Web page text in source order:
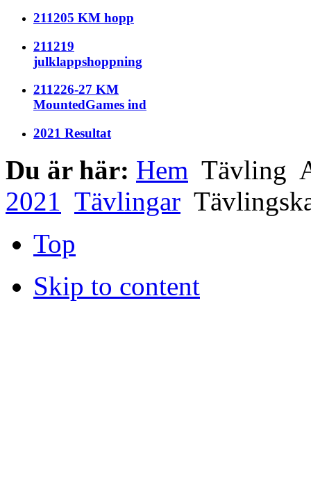
211205 KM hopp
211219
julklappshoppning
211226-27 KM
MountedGames ind
2021 Resultat
Du är här: Hem Tävling
2021 Tävlingar
Top
Skip to content